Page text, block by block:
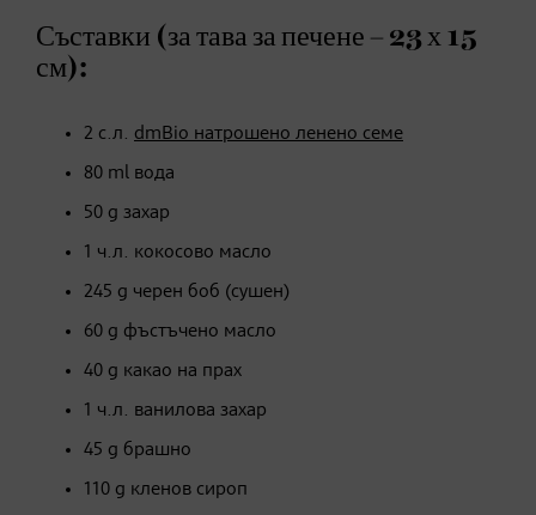
Съставки (за тава за печене – 23 х 15
см):
2 с.л. dmBio натрошено ленено семе
80 ml вода
50 g захар
1 ч.л. кокосово масло
245 g черен боб (сушен)
60 g фъстъчено масло
40 g какао на прах
1 ч.л. ванилова захар
45 g брашно
110 g кленов сироп